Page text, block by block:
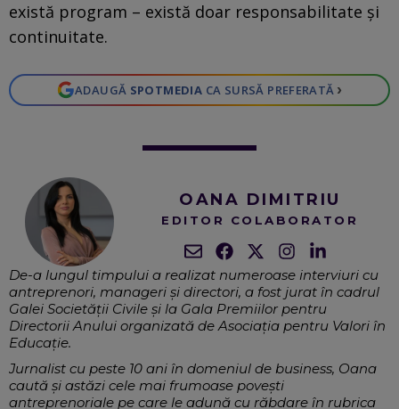
există program – există doar responsabilitate și
continuitate.
ADAUGĂ SPOTMEDIA CA SURSĂ PREFERATĂ ›
OANA DIMITRIU
EDITOR COLABORATOR
De-a lungul timpului a realizat numeroase interviuri cu
antreprenori, manageri și directori, a fost jurat în cadrul
Galei Societății Civile și la Gala Premiilor pentru
Directorii Anului organizată de Asociația pentru Valori în
Educație.
Jurnalist cu peste 10 ani în domeniul de business, Oana
caută și astăzi cele mai frumoase povești
antreprenoriale pe care le adună cu răbdare în rubrica